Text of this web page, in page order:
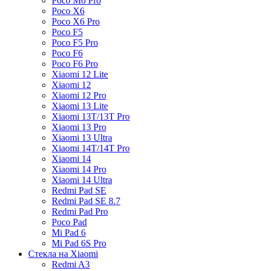
Poco X6
Poco X6 Pro
Poco F5
Poco F5 Pro
Poco F6
Poco F6 Pro
Xiaomi 12 Lite
Xiaomi 12
Xiaomi 12 Pro
Xiaomi 13 Lite
Xiaomi 13T/13T Pro
Xiaomi 13 Pro
Xiaomi 13 Ultra
Xiaomi 14T/14T Pro
Xiaomi 14
Xiaomi 14 Pro
Xiaomi 14 Ultra
Redmi Pad SE
Redmi Pad SE 8.7
Redmi Pad Pro
Poco Pad
Mi Pad 6
Mi Pad 6S Pro
Стекла на Xiaomi
Redmi A3